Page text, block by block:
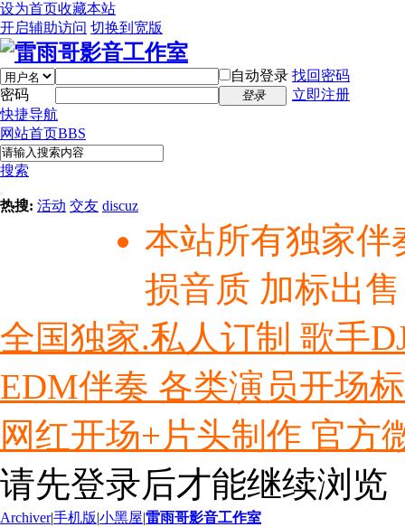
设为首页收藏本站
开启辅助访问 切换到宽版
自动登录 找回密码
密码
登录
立即注册
快捷导航
网站首页BBS
搜索
热搜: 活动 交友 discuz
本站所有独家伴
损音质 加标出
全国独家.私人订制 歌手
EDM伴奏 各类演员开场
网红开场+片头制作 官方
请先登录后才能继续浏览
Archiver|手机版|小黑屋|雷雨哥影音工作室